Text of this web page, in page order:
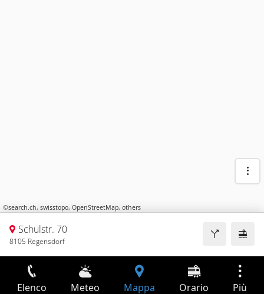
©search.ch, swisstopo, OpenStreetMap, others
Schulstr. 70
8105 Regensdorf
Elenco Meteo Mappa Orario Più